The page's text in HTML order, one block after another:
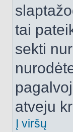
tai
sekti
atveju
Į viršų